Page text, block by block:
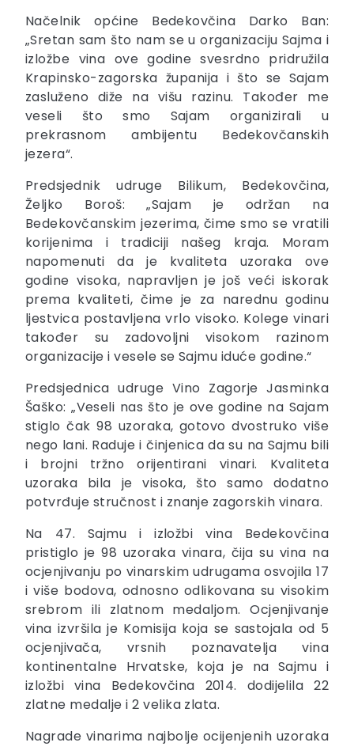
Načelnik općine Bedekovčina Darko Ban:
„Sretan sam što nam se u organizaciju Sajma i
izložbe vina ove godine svesrdno pridružila
Krapinsko-zagorska županija i što se Sajam
zasluženo diže na višu razinu. Također me
veseli što smo Sajam organizirali u
prekrasnom ambijentu Bedekovčanskih
jezera“.
Predsjednik udruge Bilikum, Bedekovčina,
Željko Boroš: „Sajam je održan na
Bedekovčanskim jezerima, čime smo se vratili
korijenima i tradiciji našeg kraja. Moram
napomenuti da je kvaliteta uzoraka ove
godine visoka, napravljen je još veći iskorak
prema kvaliteti, čime je za narednu godinu
ljestvica postavljena vrlo visoko. Kolege vinari
također su zadovoljni visokom razinom
organizacije i vesele se Sajmu iduće godine.“
Predsjednica udruge Vino Zagorje Jasminka
Šaško: „Veseli nas što je ove godine na Sajam
stiglo čak 98 uzoraka, gotovo dvostruko više
nego lani. Raduje i činjenica da su na Sajmu bili
i brojni tržno orijentirani vinari. Kvaliteta
uzoraka bila je visoka, što samo dodatno
potvrđuje stručnost i znanje zagorskih vinara.
Na 47. Sajmu i izložbi vina Bedekovčina
pristiglo je 98 uzoraka vinara, čija su vina na
ocjenjivanju po vinarskim udrugama osvojila 17
i više bodova, odnosno odlikovana su visokim
srebrom ili zlatnom medaljom. Ocjenjivanje
vina izvršila je Komisija koja se sastojala od 5
ocjenjivača, vrsnih poznavatelja vina
kontinentalne Hrvatske, koja je na Sajmu i
izložbi vina Bedekovčina 2014. dodijelila 22
zlatne medalje i 2 velika zlata.
Nagrade vinarima najbolje ocijenjenih uzoraka